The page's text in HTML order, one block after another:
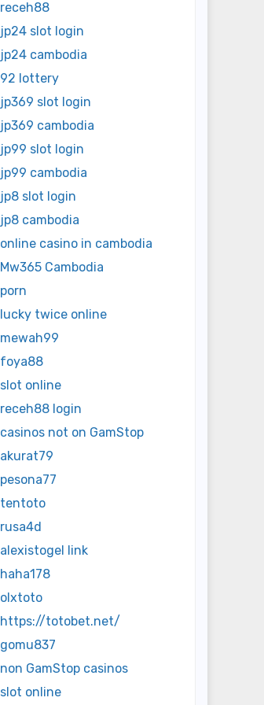
receh88
jp24 slot login
jp24 cambodia
92 lottery
jp369 slot login
jp369 cambodia
jp99 slot login
jp99 cambodia
jp8 slot login
jp8 cambodia
online casino in cambodia
Mw365 Cambodia
porn
lucky twice online
mewah99
foya88
slot online
receh88 login
casinos not on GamStop
akurat79
pesona77
tentoto
rusa4d
alexistogel link
haha178
olxtoto
https://totobet.net/
gomu837
non GamStop casinos
slot online